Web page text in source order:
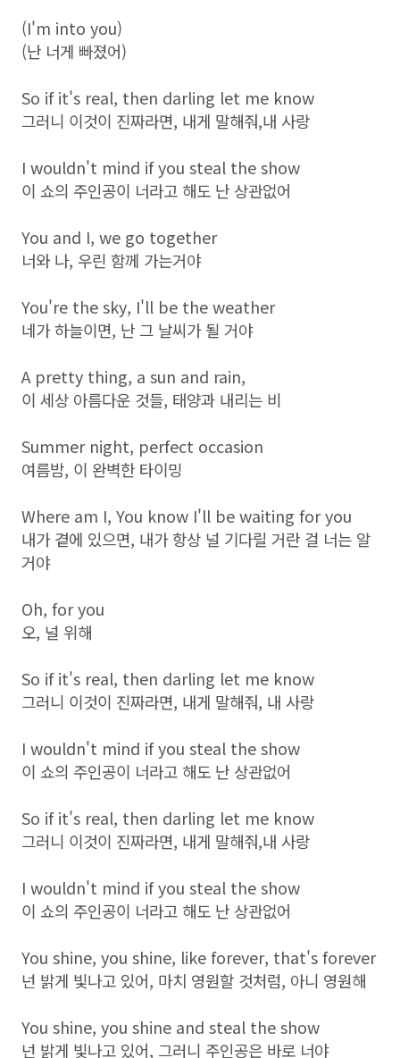
(I'm into you)
(난 너게 빠졌어)
So if it's real, then darling let me know
그러니 이것이 진짜라면, 내게 말해줘,내 사랑
I wouldn't mind if you steal the show
이 쇼의 주인공이 너라고 해도 난 상관없어
You and I, we go together
너와 나, 우린 함께 가는거야
You're the sky, I'll be the weather
네가 하늘이면, 난 그 날씨가 될 거야
A pretty thing, a sun and rain,
이 세상 아름다운 것들, 태양과 내리는 비
Summer night, perfect occasion
여름밤, 이 완벽한 타이밍
Where am I, You know I'll be waiting for you
내가 곁에 있으면, 내가 항상 널 기다릴 거란 걸 너는 알
거야
Oh, for you
오, 널 위해
So if it's real, then darling let me know
그러니 이것이 진짜라면, 내게 말해줘, 내 사랑
I wouldn't mind if you steal the show
이 쇼의 주인공이 너라고 해도 난 상관없어
So if it's real, then darling let me know
그러니 이것이 진짜라면, 내게 말해줘,내 사랑
I wouldn't mind if you steal the show
이 쇼의 주인공이 너라고 해도 난 상관없어
You shine, you shine, like forever, that's forever
넌 밝게 빛나고 있어, 마치 영원할 것처럼, 아니 영원해
You shine, you shine and steal the show
넌 밝게 빛나고 있어, 그러니 주인공은 바로 너야